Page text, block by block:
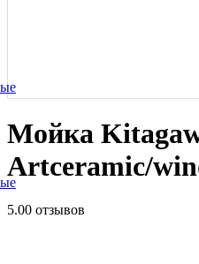
Мойка
Artceramic/
5.00 отзывов